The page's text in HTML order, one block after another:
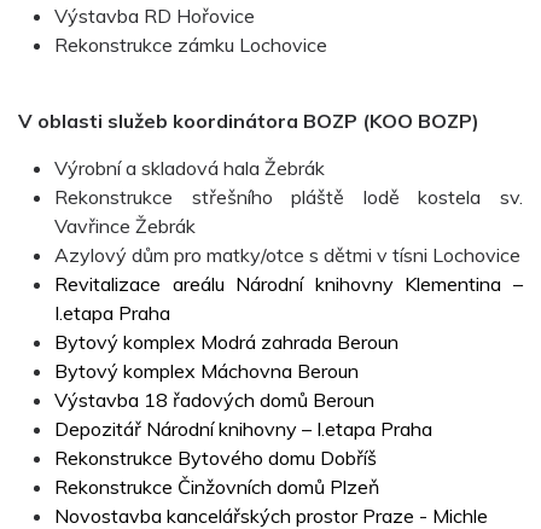
Výstavba RD Hořovice
Rekonstrukce zámku Lochovice
V oblasti služeb koordinátora BOZP (KOO BOZP)
Výrobní a skladová hala Žebrák
Rekonstrukce
střešního pláště lodě kostela sv.
Vavřince Žebrák
Azylový dům pro matky/otce s dětmi v tísni Lochovice
Revitalizace areálu Národní knihovny Klementina –
I.etapa Praha
Bytový komplex Modrá zahrada Beroun
Bytový komplex Máchovna Beroun
Výstavba 18 řadových domů Beroun
Depozitář Národní knihovny – I.etapa Praha
Rekonstrukce Bytového domu Dobříš
Rekonstrukce Činžovních domů Plzeň
Novostavba kancelářských prostor Praze - Michle